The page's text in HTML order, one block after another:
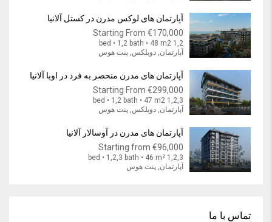
آپارتمان های لوکس مدرن در کستل آلانیا
Starting From €170,000
1,2 bed • 1,2 bath • 48 m2
آپارتمان, دوبلکس, پنت هوس
آپارتمان های مدرن منحصر به فرد در اوبا آلانیا
Starting From €299,000
1,2,3 bed • 1,2 bath • 47 m2
آپارتمان, دوبلکس, پنت هوس
آپارتمان های مدرن در آوسالار آلانیا
Starting from €96,000
1,2,3 bed • 1,2,3 bath • 46 m²
آپارتمان, پنت هوس
تماس با ما